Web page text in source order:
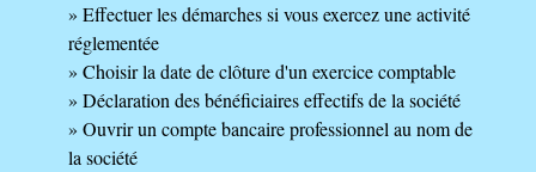
Effectuer les démarches si vous exercez une activité
réglementée
Choisir la date de clôture d'un exercice comptable
Déclaration des bénéficiaires effectifs de la société
Ouvrir un compte bancaire professionnel au nom de
la société